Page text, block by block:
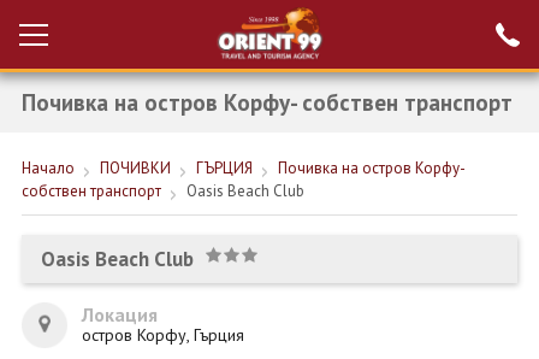
Вход за агенти
Проверка на
РАННИ ЗАПИСВАНИЯ ТУРЦИЯ
НОВА ГОДИНА ТУРЦИЯ
НОВА ГОДИНА
ПОЧИВКИ
Почивка на остров Корфу- собствен транспорт
Начало ПОЧИВКИ ГЪРЦИЯ
Почивка на остров Корфу-
собствен транспорт
Oasis Beach Club
Oasis Beach Club
Локация
остров Корфу, Гърция